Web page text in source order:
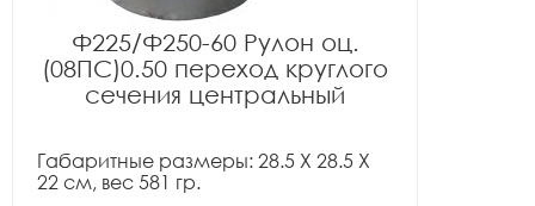
Ф225/Ф250-60 Рулон оц.
(08ПС)0.50 переход круглого
сечения центральный
Габаритные размеры: 28.5 X 28.5 X
22 см, вес 581 гр.